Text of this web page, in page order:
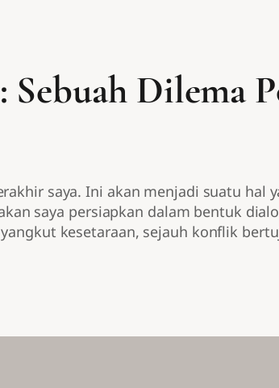
Sebuah Dilema
saya. Ini akan menjadi suatu hal
saya persiapkan dalam bentuk
kesetaraan, sejauh konflik